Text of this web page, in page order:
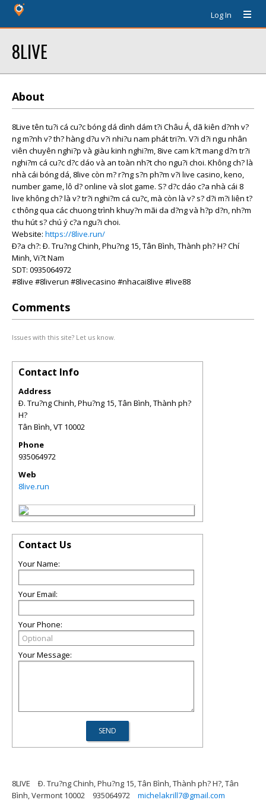
Log In
8LIVE
About
8Live tên tu?i cá cu?c bóng dá dình dám t?i Châu Á, dã kiên d?nh v?
ng m?nh v? th? hàng d?u v?i nhi?u nam phát tri?n. V?i d?i ngu nhân
viên chuyên nghi?p và giàu kinh nghi?m, 8ive cam k?t mang d?n tr?i
nghi?m cá cu?c d?c dáo và an toàn nh?t cho ngu?i choi. Không ch? là
nhà cái bóng dá, 8live còn m? r?ng s?n ph?m v?i live casino, keno,
number game, lô d? online và slot game. S? d?c dáo c?a nhà cái 8
live không ch? là v? tr?i nghi?m cá cu?c, mà còn là v? s? d?i m?i liên t?
c thông qua các chuong trình khuy?n mãi da d?ng và h?p d?n, nh?m
thu hút s? chú ý c?a ngu?i choi.
Website: https://8live.run/
Ð?a ch?: Ð. Tru?ng Chinh, Phu?ng 15, Tân Bình, Thành ph? H? Chí
Minh, Vi?t Nam
SDT: 0935064972
#8live #8liverun #8livecasino #nhacai8live #live88
Comments
Issues with this site? Let us know.
Contact Info
Address
Ð. Tru?ng Chinh, Phu?ng 15, Tân Bình, Thành ph?
H?
Tân Bình,VT 10002
Phone
935064972
Web
8live.run
Contact Us
Your Name:
Your Email:
Your Phone:
Your Message:
8LIVE
Ð. Tru?ng Chinh, Phu?ng 15, Tân Bình, Thành ph? H?, Tân
Bình, Vermont 10002
935064972 michelakrill7@gmail.com